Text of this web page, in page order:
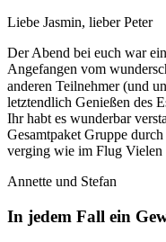
Liebe Jasmin, lieber Peter
Der Abend bei euch war
Angefangen vom
anderen Teilnehmer (und
letztendlich Genießen des
Ihr habt es wunderbar
Gesamtpaket Gruppe
verging wie im Flug Vielen
Annette und Stefan
In jedem Fall ein